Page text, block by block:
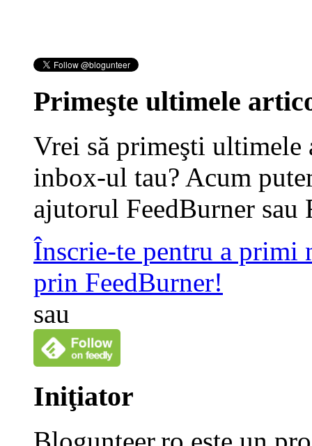
Primeşte ultimele
Vrei să primeşti
inbox-ul tau? Acum
ajutorul FeedBurner sau
Înscrie-te pentru a primi
prin FeedBurner!
sau
Iniţiator